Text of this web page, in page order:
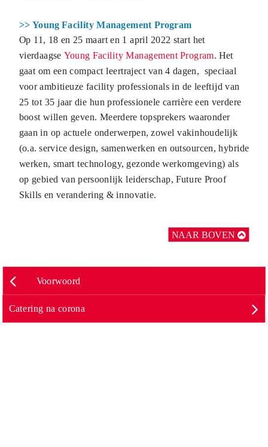
>> Young Facility Management Program
Op 11, 18 en 25 maart en 1 april 2022 start het
vierdaagse Young Facility Management Program. Het
gaat om een compact leertraject van 4 dagen, speciaal
voor ambitieuze facility professionals in de leeftijd van
25 tot 35 jaar die hun professionele carrière een verdere
boost willen geven. Meerdere topsprekers waaronder
gaan in op actuele onderwerpen, zowel vakinhoudelijk
(o.a. service design, samenwerken en outsourcen, hybride
werken, smart technology, gezonde werkomgeving) als
op gebied van persoonlijk leiderschap, Future Proof
Skills en verandering & innovatie.
NAAR BOVEN 
Voorwoord
Catering na corona